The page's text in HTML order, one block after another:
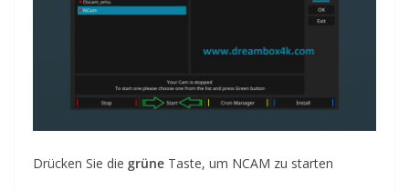
Drücken Sie die grüne Taste, um NCAM zu starten